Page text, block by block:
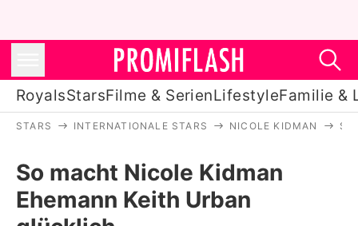
RoyalsStarsFilme & SerienLifestyleFamilie &
Stars
Filme & Serien
STARS INTERNATIONALE STARS NICOLE KIDMAN
So macht Nicole Kidman
Ehemann Keith Urban